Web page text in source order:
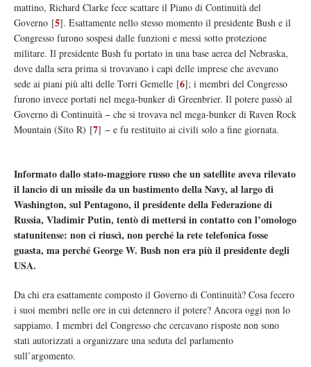
mattino, Richard Clarke fece scattare il Piano di Continuità del
Governo [5]. Esattamente nello stesso momento il presidente Bush e il
Congresso furono sospesi dalle funzioni e messi sotto protezione
militare. Il presidente Bush fu portato in una base aerea del Nebraska,
dove dalla sera prima si trovavano i capi delle imprese che avevano
sede ai piani più alti delle Torri Gemelle [6]; i membri del Congresso
furono invece portati nel mega-bunker di Greenbrier. Il potere passò al
Governo di Continuità − che si trovava nel mega-bunker di Raven Rock
Mountain (Sito R) [7] − e fu restituito ai civili solo a fine giornata.
Informato dallo stato-maggiore russo che un satellite aveva rilevato
il lancio di un missile da un bastimento della Navy, al largo di
Washington, sul Pentagono, il presidente della Federazione di
Russia, Vladimir Putin, tentò di mettersi in contatto con l’omologo
statunitense: non ci riuscì, non perché la rete telefonica fosse
guasta, ma perché George W. Bush non era più il presidente degli
USA.
Da chi era esattamente composto il Governo di Continuità? Cosa fecero
i suoi membri nelle ore in cui detennero il potere? Ancora oggi non lo
sappiamo. I membri del Congresso che cercavano risposte non sono
stati autorizzati a organizzare una seduta del parlamento
sull’argomento.